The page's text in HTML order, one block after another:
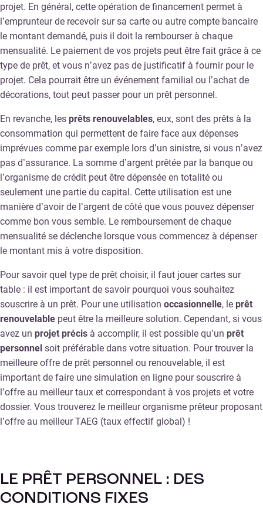
projet. En général, cette opération de financement permet à
l’emprunteur de recevoir sur sa carte ou autre compte bancaire
le montant demandé, puis il doit la rembourser à chaque
mensualité. Le paiement de vos projets peut être fait grâce à ce
type de prêt, et vous n’avez pas de justificatif à fournir pour le
projet. Cela pourrait être un événement familial ou l’achat de
décorations, tout peut passer pour un prêt personnel.
En revanche, les prêts renouvelables, eux, sont des prêts à la
consommation qui permettent de faire face aux dépenses
imprévues comme par exemple lors d’un sinistre, si vous n’avez
pas d’assurance. La somme d’argent prêtée par la banque ou
l’organisme de crédit peut être dépensée en totalité ou
seulement une partie du capital. Cette utilisation est une
manière d’avoir de l’argent de côté que vous pouvez dépenser
comme bon vous semble. Le remboursement de chaque
mensualité se déclenche lorsque vous commencez à dépenser
le montant mis à votre disposition.
Pour savoir quel type de prêt choisir, il faut jouer cartes sur
table : il est important de savoir pourquoi vous souhaitez
souscrire à un prêt. Pour une utilisation occasionnelle, le prêt
renouvelable peut être la meilleure solution. Cependant, si vous
avez un projet précis à accomplir, il est possible qu’un prêt
personnel soit préférable dans votre situation. Pour trouver la
meilleure offre de prêt personnel ou renouvelable, il est
important de faire une simulation en ligne pour souscrire à
l’offre au meilleur taux et correspondant à vos projets et votre
dossier. Vous trouverez le meilleur organisme prêteur proposant
l’offre au meilleur TAEG (taux effectif global) !
LE PRÊT PERSONNEL : DES
CONDITIONS FIXES